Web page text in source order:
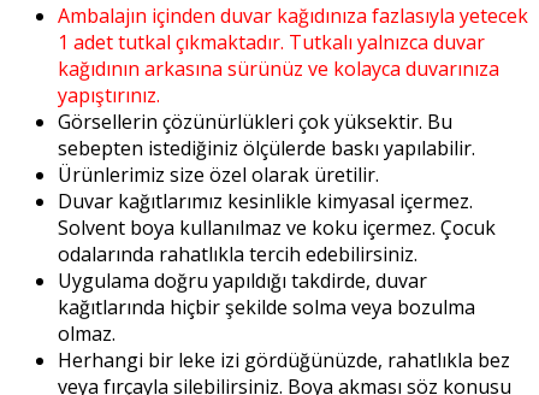
Ambalajın içinden duvar kağıdınıza fazlasıyla yetecek
1 adet tutkal çıkmaktadır. Tutkalı yalnızca duvar
kağıdının arkasına sürünüz ve kolayca duvarınıza
yapıştırınız.
Görsellerin çözünürlükleri çok yüksektir. Bu
sebepten istediğiniz ölçülerde baskı yapılabilir.
Ürünlerimiz size özel olarak üretilir.
Duvar kağıtlarımız kesinlikle kimyasal içermez.
Solvent boya kullanılmaz ve koku içermez. Çocuk
odalarında rahatlıkla tercih edebilirsiniz.
Uygulama doğru yapıldığı takdirde, duvar
kağıtlarında hiçbir şekilde solma veya bozulma
olmaz.
Herhangi bir leke izi gördüğünüzde, rahatlıkla bez
veya fırçayla silebilirsiniz. Boya akması söz konusu